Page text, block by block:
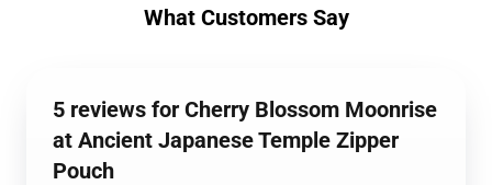
What Customers Say
5 reviews for Cherry Blossom Moonrise
at Ancient Japanese Temple Zipper
Pouch